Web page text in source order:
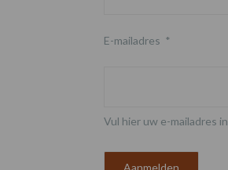
E-mailadres *
Vul hier uw e-mailadres in